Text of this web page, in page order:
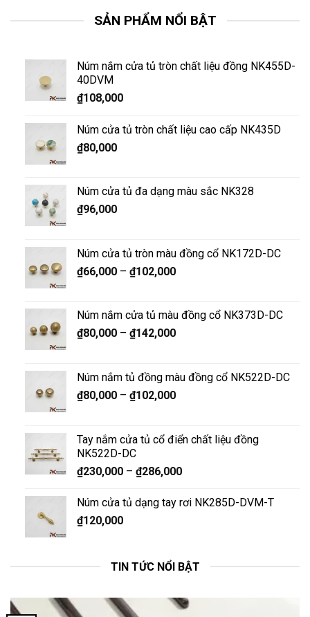
SẢN PHẨM NỔI BẬT
Núm nắm cửa tủ tròn chất liệu đồng NK455D-
40DVM
₫108,000
Núm cửa tủ tròn chất liệu cao cấp NK435D
₫80,000
Núm cửa tủ đa dạng màu sắc NK328
₫96,000
Núm cửa tủ tròn màu đồng cổ NK172D-DC
₫66,000– ₫102,000
Núm nắm cửa tủ màu đồng cổ NK373D-DC
₫80,000– ₫142,000
Núm nắm tủ đồng màu đồng cổ NK522D-DC
₫80,000– ₫102,000
Tay nắm cửa tủ cổ điển chất liệu đồng
NK522D-DC
₫230,000– ₫286,000
Núm cửa tủ dạng tay rơi NK285D-DVM-T
₫120,000
TIN TỨC NỔI BẬT